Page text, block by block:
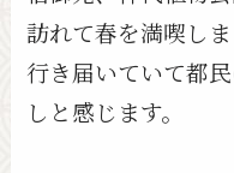
訪れて春を満喫し
行き届いていて都
しと感じます。